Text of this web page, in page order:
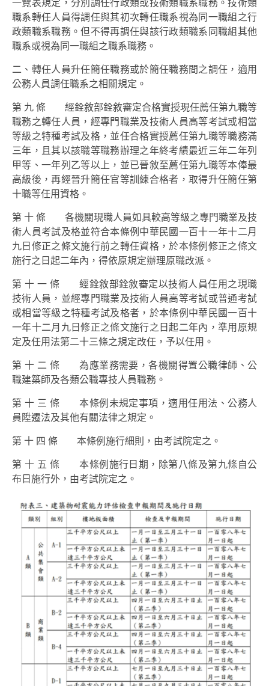
一覽表規定，分別調任行政類或技術類職系職務。技術類
職系轉任人員得調任與其初次轉任職系視為同一職組之行
政類職系職務。但不得再調任與該行政類職系同職組其他
職系或視為同一職組之職系職務。
二、轉任人員升任簡任職務或於簡任職務間之調任，適用
公務人員調任職系之相關規定。
第 九 條 經銓敘部銓敘審定合格實授現任薦任第九職等
職務之轉任人員，經專門職業及技術人員高等考試或相當
等級之特種考試及格，並任合格實授薦任第九職等職務滿
三年，且其以該職等職務辦理之年終考績最近三年二年列
甲等、一年列乙等以上，並已晉敘至薦任第九職等本俸最
高級後，再經晉升簡任官等訓練合格者，取得升任簡任第
十職等任用資格。
第 十 條 各機關現職人員如具較高等級之專門職業及技
術人員考試及格並符合本條例中華民國一百十一年十二月
九日修正之條文施行前之轉任資格，於本條例修正之條文
施行之日起二年內，得依原規定辦理原職改派。
第 十 一 條 經銓敘部銓敘審定以技術人員任用之現職
技術人員，並經專門職業及技術人員高等考試或普通考試
或相當等級之特種考試及格者，於本條例中華民國一百十
一年十二月九日修正之條文施行之日起二年內，準用原規
定及任用法第二十三條之規定改任，予以任用。
第 十 二 條 為應業務需要，各機關得置公職律師、公
職建築師及各類公職專技人員職務。
第 十 三 條 本條例未規定事項，適用任用法、公務人
員陞遷法及其他有關法律之規定。
第 十 四 條 本條例施行細則，由考試院定之。
第 十 五 條 本條例施行日期，除第八條及第九條自公
布日施行外，由考試院定之。